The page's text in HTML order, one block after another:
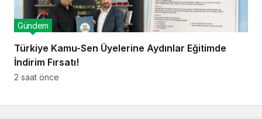
Türkiye Kamu-Sen Üyelerine Aydınlar Eğitimde
İndirim Fırsatı!
Gündem
2 saat önce